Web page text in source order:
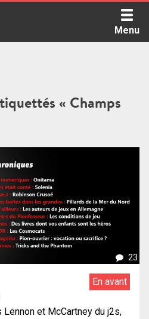
Menu
« Champs
23
En avant
Lennon et McCartney du j2s,